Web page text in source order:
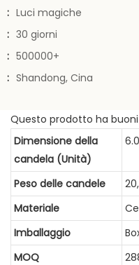
: Luci magiche
: 30 giorni
: 500000+
: Shandong, Cina
Questo prodotto ha
Dimensione della
candela (Unità)
Peso delle candele
Materiale
Imballaggio
MOQ